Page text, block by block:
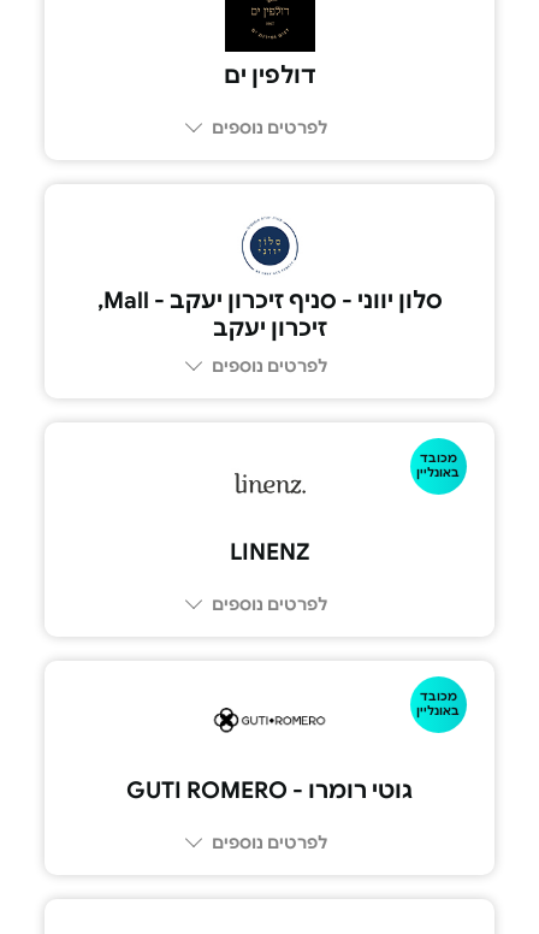
דולפין ים
לפרטים נוספים
סלון יווני - סניף זיכרון יעקב - Mall,
זיכרון יעקב
לפרטים נוספים
מכובד
באונליין
LINENZ
לפרטים נוספים
052-892492מכובד
באונליין
גוטי רומרו - GUTI ROMERO
לפרטים נוספים